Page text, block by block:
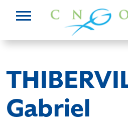
Gabriel